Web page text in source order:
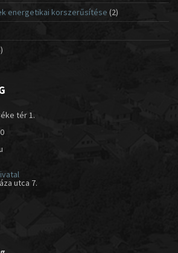
energetikai korszerűsítése (2)
tér 1.
utca 7.